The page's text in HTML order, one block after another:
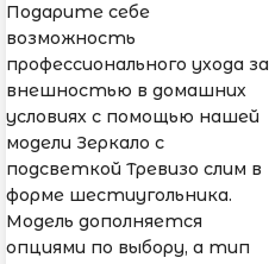
Подарите себе
возможность
профессионального ухода за
внешностью в домашних
условиях с помощью нашей
модели Зеркало с
подсветкой Тревизо слим в
форме шестиугольника.
Модель дополняется
опциями по выбору, а тип